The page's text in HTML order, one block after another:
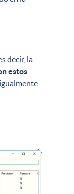
es decir, la
estos